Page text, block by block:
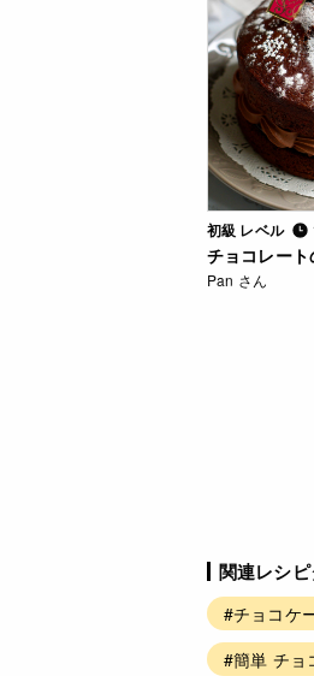
初級 レベル
チョコレー
Pan さん
関連レシ
#チョコケ
#簡単 チョ